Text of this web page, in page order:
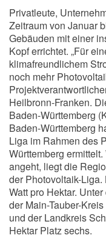
Privatleute,
Zeitraum von Januar
Gebäuden mit einer
Kopf errichtet. „Für
klimafreundlichem
noch mehr
Heilbronn-Franken.
Baden-Württemberg
Baden-Württemberg
Liga im Rahmen des
Württemberg
angeht, liegt die
der Photovoltaik-
Watt pro Hektar.
der Main-Tauber-
und der Landkreis
Hektar Platz sechs.